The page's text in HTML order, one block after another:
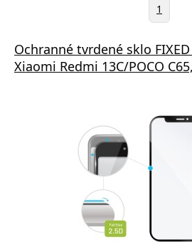
1
Ochranné tvrdené sklo
Xiaomi Redmi 13C/POCO